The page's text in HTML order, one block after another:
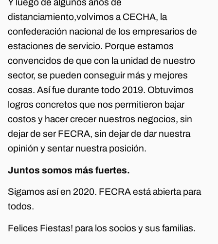
Y luego de algunos años de
distanciamiento,volvimos a CECHA, la
confederación nacional de los empresarios de
estaciones de servicio. Porque estamos
convencidos de que con la unidad de nuestro
sector, se pueden conseguir más y mejores
cosas. Así fue durante todo 2019. Obtuvimos
logros concretos que nos permitieron bajar
costos y hacer crecer nuestros negocios, sin
dejar de ser FECRA, sin dejar de dar nuestra
opinión y sentar nuestra posición.
Juntos somos más fuertes.
Sigamos así en 2020. FECRA está abierta para
todos.
Felices Fiestas! para los socios y sus familias.